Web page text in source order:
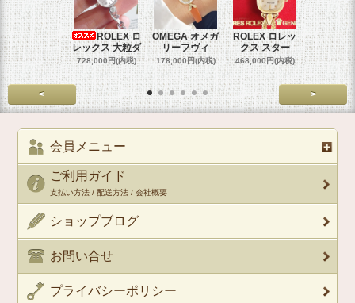
ROLEX ロ
レックス 大粒ダ
728,000円(内税)
OMEGA オメガ
リーフヴィ
178,000円(内税)
ROLEX ロレッ
クス スター
468,000円(内税)
ROLEX
クス
458,000円
< >
会員メニュー
ご利用ガイド
支払い方法 / 配送方法 / 会社概要
ショップブログ
お問い合せ
プライバシーポリシー